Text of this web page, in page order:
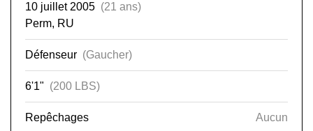
10 juillet 2005 (21 ans)
Perm, RU
Défenseur (Gaucher)
6'1" (200 LBS)
Repêchages Aucun